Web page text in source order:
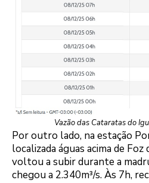
Vazão das Cataratas do
Por outro lado, na estação
localizada águas acima de Foz
voltou a subir durante a
chegou a 2.340m³/s. Às 7h,